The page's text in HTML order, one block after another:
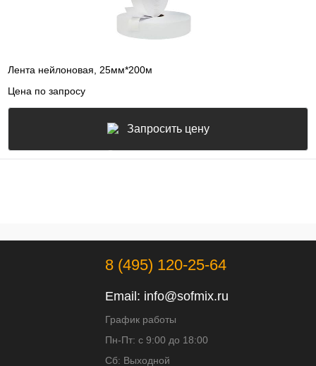
Лента нейлоновая, 25мм*200м
Цена по запросу
Запросить цену
8 (495) 120-25-64
Email: info@sofmix.ru
График работы
Пн-Пт: с 9:00 до 18:00
Сб: Выходной